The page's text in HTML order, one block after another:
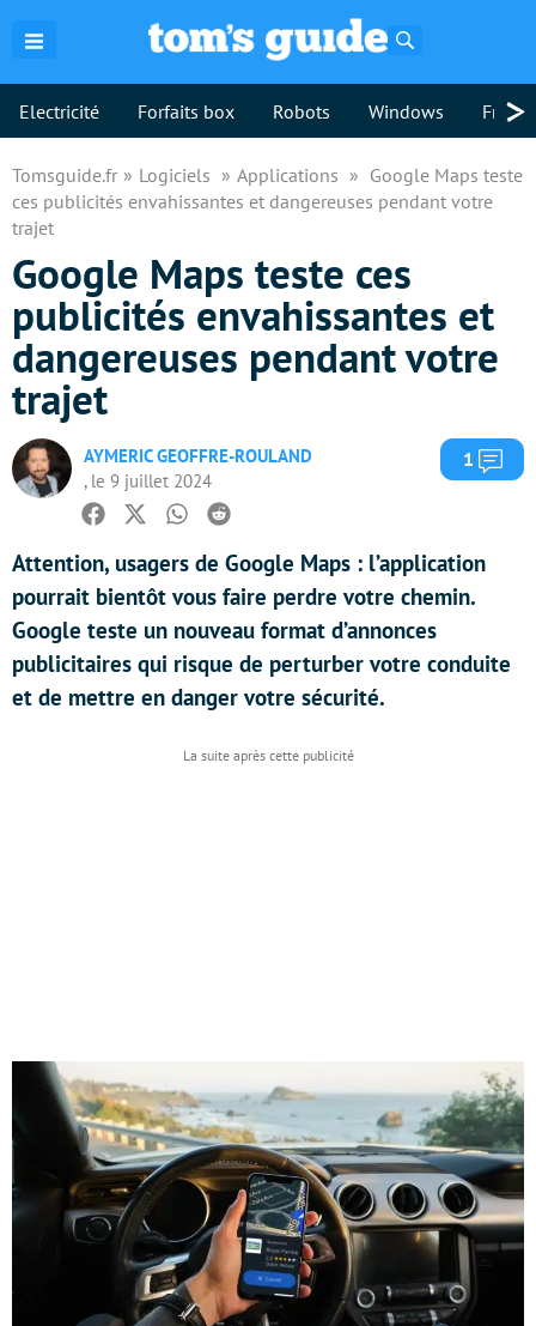
Electricité Forfaits box Robots Windows >
Tomsguide.fr Logiciels Applications
Google Maps teste
ces publicités envahissantes et dangereuses pendant votre
trajet
Google Maps teste ces
publicités envahissantes et
dangereuses pendant votre
trajet
AYMERIC GEOFFRE-ROULAND
, le 9 juillet 2024
1
Facebook
TwitterWhatsapp
Reddit
Attention, usagers de Google Maps : l’application
pourrait bientôt vous faire perdre votre chemin.
Google teste un nouveau format d’annonces
publicitaires qui risque de perturber votre conduite
et de mettre en danger votre sécurité.